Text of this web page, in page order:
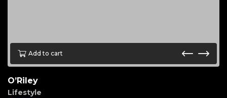
Add to cart
O’Riley
Lifestyle